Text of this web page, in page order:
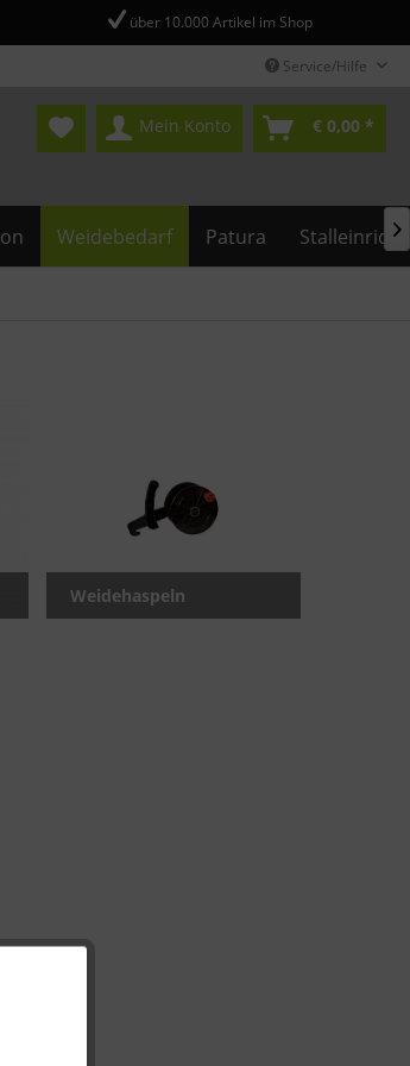
über 10.000 Artikel im Shop
Service/Hilfe
Mein Konto € 0,00 *
Weidebedarf Patura 
Weidehaspeln